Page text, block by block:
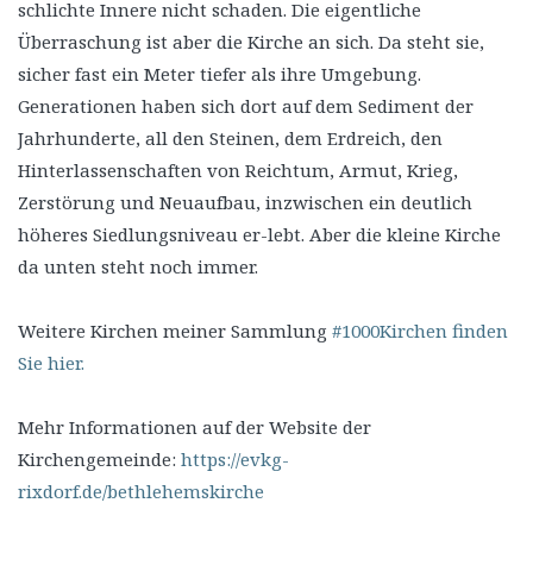
schlichte Innere nicht schaden. Die eigentliche
Überraschung ist aber die Kirche an sich. Da steht sie,
sicher fast ein Meter tiefer als ihre Umgebung.
Generationen haben sich dort auf dem Sediment der
Jahrhunderte, all den Steinen, dem Erdreich, den
Hinterlassenschaften von Reichtum, Armut, Krieg,
Zerstörung und Neuaufbau, inzwischen ein deutlich
höheres Siedlungsniveau er-lebt. Aber die kleine Kirche
da unten steht noch immer.
Weitere Kirchen meiner Sammlung #1000Kirchen finden
Sie hier.
Mehr Informationen auf der Website der
Kirchengemeinde: https://evkg-
rixdorf.de/bethlehemskirche